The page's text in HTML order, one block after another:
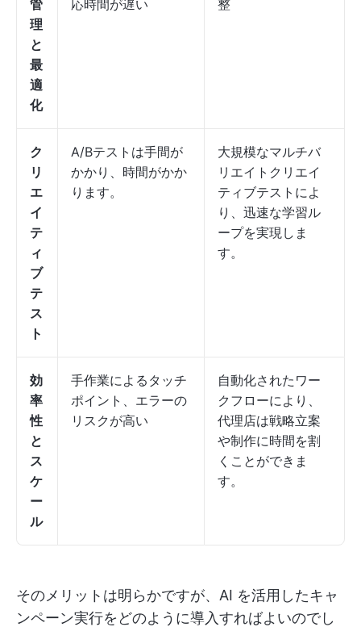
管
理
と
最
適
化
応時間が遅い 整
ク
リ
エ
イ
テ
ィ
ブ
テ
ス
ト
A/Bテストは手間が
かかり、時間がかか
ります。
大規模なマルチバ
リエイトクリエイ
ティブテストによ
り、迅速な学習ル
ープを実現しま
す。
効
率
性
と
ス
ケ
ー
ル
手作業によるタッチ
ポイント、エラーの
リスクが高い
自動化されたワー
クフローにより、
代理店は戦略立案
や制作に時間を割
くことができま
す。
そのメリットは明らかですが、AI を活用したキャ
ンペーン実行をどのように導入すればよいのでし